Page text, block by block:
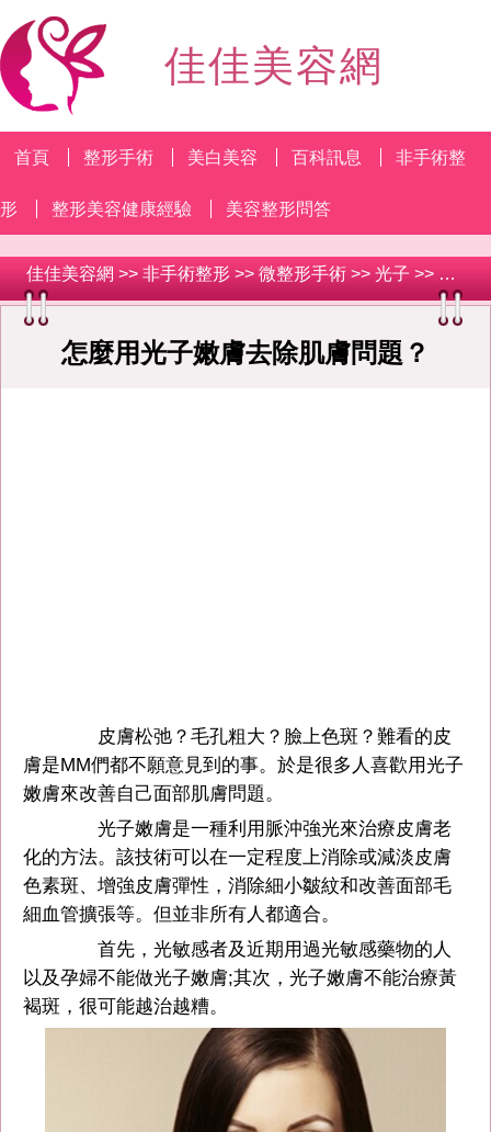
佳佳美容網
首頁 整形手術 美白美容 百科訊息 非手術整
形 整形美容健康經驗 美容整形問答
佳佳美容網 >> 非手術整形 >> 微整形手術 >> 光子 >> 怎麼用光子嫩膚去除肌膚問題？
怎麼用光子嫩膚去除肌膚問題？
皮膚松弛？毛孔粗大？臉上色斑？難看的皮
膚是MM們都不願意見到的事。於是很多人喜歡用光子
嫩膚來改善自己面部肌膚問題。
光子嫩膚是一種利用脈沖強光來治療皮膚老
化的方法。該技術可以在一定程度上消除或減淡皮膚
色素斑、增強皮膚彈性，消除細小皺紋和改善面部毛
細血管擴張等。但並非所有人都適合。
首先，光敏感者及近期用過光敏感藥物的人
以及孕婦不能做光子嫩膚;其次，光子嫩膚不能治療黃
褐斑，很可能越治越糟。